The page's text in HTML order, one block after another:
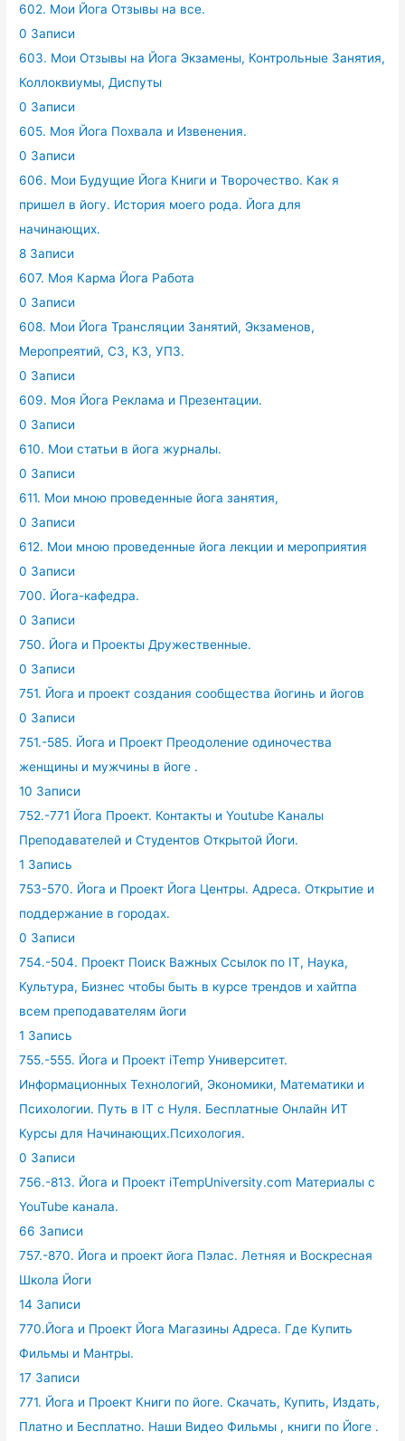
602. Мои Йога Отзывы на все.
0 Записи
603. Мои Отзывы на Йога Экзамены, Контрольные Занятия,
Коллоквиумы, Диспуты
0 Записи
605. Моя Йога Похвала и Извенения.
0 Записи
606. Мои Будущие Йога Книги и Творочество. Как я
пришел в йогу. История моего рода. Йога для
начинающих.
8 Записи
607. Моя Карма Йога Работа
0 Записи
608. Мои Йога Трансляции Занятий, Экзаменов,
Меропреятий, СЗ, КЗ, УПЗ.
0 Записи
609. Моя Йога Реклама и Презентации.
0 Записи
610. Мои статьи в йога журналы.
0 Записи
611. Мои мною проведенные йога занятия,
0 Записи
612. Мои мною проведенные йога лекции и мероприятия
0 Записи
700. Йога-кафедра.
0 Записи
750. Йога и Проекты Дружественные.
0 Записи
751. Йога и проект создания сообщества йогинь и йогов
0 Записи
751.-585. Йога и Проект Преодоление одиночества
женщины и мужчины в йоге .
10 Записи
752.-771 Йога Проект. Контакты и Youtube Каналы
Преподавателей и Студентов Открытой Йоги.
1 Запись
753-570. Йога и Проект Йога Центры. Адреса. Открытие и
поддержание в городах.
0 Записи
754.-504. Проект Поиск Важных Ссылок по IT, Наука,
Культура, Бизнес чтобы быть в курсе трендов и хайтпа
всем преподавателям йоги
1 Запись
755.-555. Йога и Проект iTemp Университет.
Информационных Технологий, Экономики, Математики и
Психологии. Путь в IT с Нуля. Бесплатные Онлайн ИТ
Курсы для Начинающих.Психология.
0 Записи
756.-813. Йога и Проект iTempUniversity.com Материалы с
YouTube канала.
66 Записи
757.-870. Йога и проект йога Пэлас. Летняя и Воскресная
Школа Йоги
14 Записи
770.Йога и Проект Йога Магазины Адреса. Где Купить
Фильмы и Мантры.
17 Записи
771. Йога и Проект Книги по йоге. Скачать, Купить, Издать,
Платно и Бесплатно. Наши Видео Фильмы , книги по Йоге .